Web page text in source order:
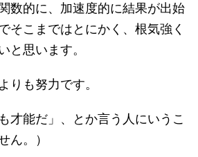
数的に、加速度的に結果が出始
そこまではとにかく、根気強く
と思います。
りも努力です。
才能だ」、とか言う人にいうこ
ん。）